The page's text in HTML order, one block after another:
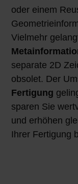
oder einem
Vielmehr
separate 2D
obsolet. Der
Fertigung
sparen Sie
und erhöhen
Ihrer Fertigung